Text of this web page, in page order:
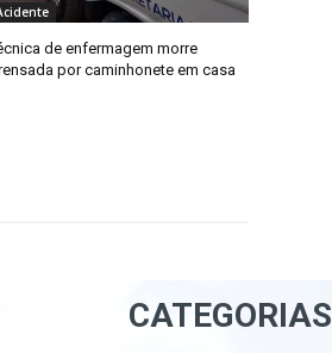
de enfermagem morre
por caminhonete em casa
CATEGORIAS